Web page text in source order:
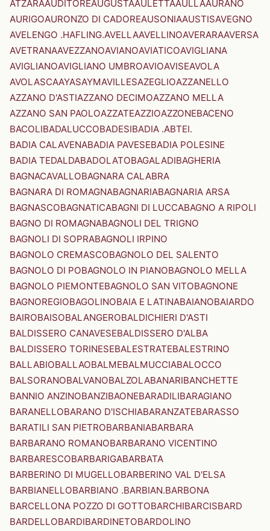
ATZARAAUDITOREAUGUSTAAULETTAAULLAAURANO
AURIGOAURONZO DI CADOREAUSONIAAUSTISAVEGNO
AVELENGO .HAFLING.AVELLAAVELLINOAVERARAAVERSA
AVETRANAAVEZZANOAVIANOAVIATICOAVIGLIANA
AVIGLIANOAVIGLIANO UMBROAVIOAVISEAVOLA
AVOLASCAAYASAYMAVILLESAZEGLIOAZZANELLO
AZZANO D'ASTIAZZANO DECIMOAZZANO MELLA
AZZANO SAN PAOLOAZZATEAZZIOAZZONEBACENO
BACOLIBADALUCCOBADESIBADIA .ABTEI.
BADIA CALAVENABADIA PAVESEBADIA POLESINE
BADIA TEDALDABADOLATOBAGALADIBAGHERIA
BAGNACAVALLOBAGNARA CALABRA
BAGNARA DI ROMAGNABAGNARIABAGNARIA ARSA
BAGNASCOBAGNATICABAGNI DI LUCCABAGNO A RIPOLI
BAGNO DI ROMAGNABAGNOLI DEL TRIGNO
BAGNOLI DI SOPRABAGNOLI IRPINO
BAGNOLO CREMASCOBAGNOLO DEL SALENTO
BAGNOLO DI POBAGNOLO IN PIANOBAGNOLO MELLA
BAGNOLO PIEMONTEBAGNOLO SAN VITOBAGNONE
BAGNOREGIOBAGOLINOBAIA E LATINABAIANOBAIARDO
BAIROBAISOBALANGEROBALDICHIERI D'ASTI
BALDISSERO CANAVESEBALDISSERO D'ALBA
BALDISSERO TORINESEBALESTRATEBALESTRINO
BALLABIOBALLAOBALMEBALMUCCIABALOCCO
BALSORANOBALVANOBALZOLABANARIBANCHETTE
BANNIO ANZINOBANZIBAONEBARADILIBARAGIANO
BARANELLOBARANO D'ISCHIABARANZATEBARASSO
BARATILI SAN PIETROBARBANIABARBARA
BARBARANO ROMANOBARBARANO VICENTINO
BARBARESCOBARBARIGABARBATA
BARBERINO DI MUGELLOBARBERINO VAL D'ELSA
BARBIANELLOBARBIANO .BARBIAN.BARBONA
BARCELLONA POZZO DI GOTTOBARCHIBARCISBARD
BARDELLOBARDIBARDINETOBARDOLINO